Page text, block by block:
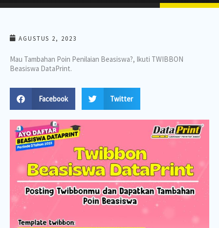
AGUSTUS 2, 2023
Mau Tambahan Poin Penilaian Beasiswa?, Ikuti TWIBBON
Beasiswa DataPrint.
Facebook Twitter